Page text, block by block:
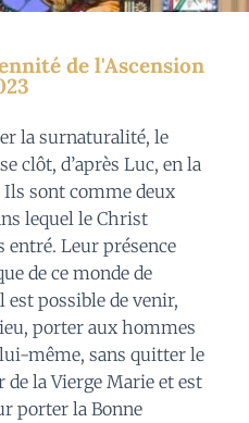
de l'Ascension
la surnaturalité, le
clôt, d’après Luc, en la
Ils sont comme deux
lequel le Christ
entré. Leur présence
de ce monde de
possible de venir,
porter aux hommes
lui-même, sans quitter le
de la Vierge Marie et est
porter la Bonne